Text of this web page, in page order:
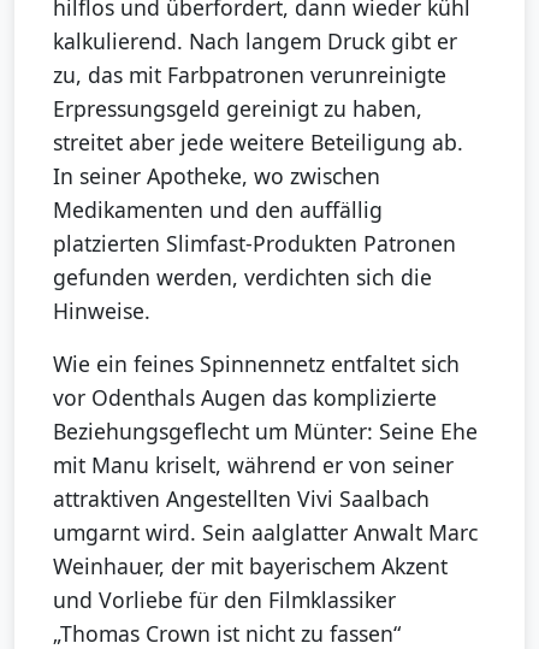
hilflos und überfordert, dann wieder kühl
kalkulierend. Nach langem Druck gibt er
zu, das mit Farbpatronen verunreinigte
Erpressungsgeld gereinigt zu haben,
streitet aber jede weitere Beteiligung ab.
In seiner Apotheke, wo zwischen
Medikamenten und den auffällig
platzierten Slimfast-Produkten Patronen
gefunden werden, verdichten sich die
Hinweise.
Wie ein feines Spinnennetz entfaltet sich
vor Odenthals Augen das komplizierte
Beziehungsgeflecht um Münter: Seine Ehe
mit Manu kriselt, während er von seiner
attraktiven Angestellten Vivi Saalbach
umgarnt wird. Sein aalglatter Anwalt Marc
Weinhauer, der mit bayerischem Akzent
und Vorliebe für den Filmklassiker
„Thomas Crown ist nicht zu fassen“